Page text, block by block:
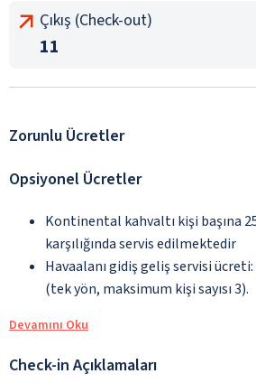
Çıkış (Check-out)
11
Zorunlu Ücretler
Opsiyonel Ücretler
Kontinental kahvaltı kişi başına
karşılığında servis edilmektedir
Havaalanı gidiş geliş servisi ücreti:
(tek yön, maksimum kişi sayısı 3).
Devamını Oku
Check-in Açıklamaları